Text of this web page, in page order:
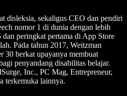
disleksia, sekaligus CEO dan pendiri
nomor 1 di dunia dengan lebih
peringkat pertama di App Store
Pada tahun 2017, Weitzman
30 berkat upayanya membuat
penyandang disabilitas belajar.
Inc., PC Mag, Entrepreneur,
terkemuka lainnya.